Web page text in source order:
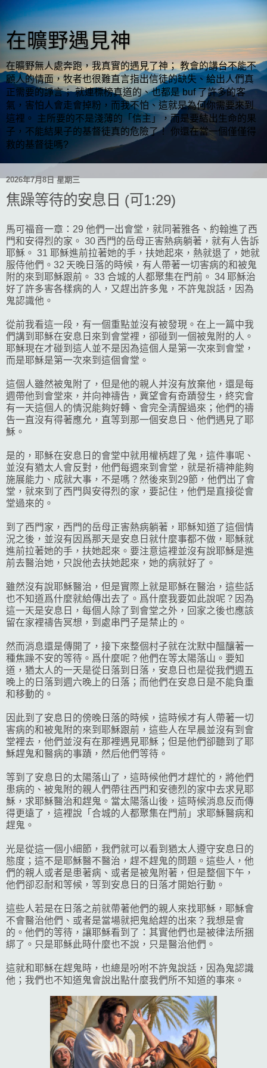
在曠野遇見神
在曠野無人處奔跑，我真實的遇見了神； 教會的講台不能不
顧人的情面，牧者也很難直言指出信徒的缺失、給出人們真
正需要的諍言； 就連標榜真道的、也都是 buf 了許多的客
氣，害怕人會走會掉粉，而我不怕、這就是為何你需要來到
這裡。 主所要的不是淺薄的「信主」，而是要結出生命的果
子，不能結果子的基督徒真的危險了！ 你還在當一個僅僅得
救的基督徒嗎?
2026年7月8日 星期三
焦躁等待的安息日 (可1:29)
馬可福音一章：29 他們一出會堂，就同著雅各、約翰進了西
門和安得烈的家。 30 西門的岳母正害熱病躺著，就有人告訴
耶穌。 31 耶穌進前拉著她的手，扶她起來，熱就退了，她就
服侍他們。32 天晚日落的時候，有人帶著一切害病的和被鬼
附的來到耶穌跟前。 33 合城的人都聚集在門前。 34 耶穌治
好了許多害各樣病的人，又趕出許多鬼，不許鬼說話，因為
鬼認識他。
從前我看這一段，有一個重點並沒有被發現。在上一篇中我
們講到耶穌在安息日來到會堂裡，卻碰到一個被鬼附的人。
耶穌現在才碰到這人並不是因為這個人是第一次來到會堂，
而是耶穌是第一次來到這個會堂。
這個人雖然被鬼附了，但是他的親人并沒有放棄他，還是每
週帶他到會堂來，并向神禱告，冀望會有奇蹟發生，終究會
有一天這個人的情況能夠好轉、會完全清醒過來；他們的禱
告一直沒有得著應允，直等到那一個安息日、他們遇見了耶
穌。
是的，耶穌在安息日的會堂中就用權柄趕了鬼，這件事呢、
並沒有猶太人會反對，他們每週來到會堂，就是祈禱神能夠
施展能力、成就大事，不是嗎？然後來到29節，他們出了會
堂，就來到了西門與安得烈的家，要記住，他們是直接從會
堂過來的。
到了西門家，西門的岳母正害熱病躺著，耶穌知道了這個情
況之後，並沒有因爲那天是安息日就什麼事都不做，耶穌就
進前拉著她的手，扶她起來。要注意這裡並沒有說耶穌是進
前去醫治她，只說他去扶她起來，她的病就好了。
雖然沒有說耶穌醫治，但是實際上就是耶穌在醫治，這些話
也不知道爲什麼就給傳出去了。爲什麼我要如此說呢？因為
這一天是安息日，每個人除了到會堂之外，回家之後也應該
留在家裡禱告冥想，到處串門子是禁止的。
然而消息還是傳開了，接下來整個村子就在沈默中醞釀著一
種焦躁不安的等待。爲什麼呢？他們在等太陽落山。要知
道，猶太人的一天是從日落到日落，安息日也是從我們週五
晚上的日落到週六晚上的日落；而他們在安息日是不能負重
和移動的。
因此到了安息日的傍晚日落的時候，這時候才有人帶著一切
害病的和被鬼附的來到耶穌跟前，這些人在早晨並沒有到會
堂裡去，他們並沒有在那裡遇見耶穌；但是他們卻聽到了耶
穌趕鬼和醫病的事蹟，然后他們等待。
等到了安息日的太陽落山了，這時候他們才趕忙的，將他們
患病的、被鬼附的親人們帶往西門和安德烈的家中去求見耶
穌，求耶穌醫治和趕鬼。當太陽落山後，這時候消息反而傳
得更遠了，這裡說「合城的人都聚集在門前」求耶穌醫病和
趕鬼。
光是從這一個小細節，我們就可以看到猶太人遵守安息日的
態度；這不是耶穌醫不醫治，趕不趕鬼的問題。這些人，他
們的親人或者是患著病、或者是被鬼附著，但是整個下午，
他們卻忍耐和等候，等到安息日的日落才開始行動。
這些人若是在日落之前就帶著他們的親人來找耶穌，耶穌會
不會醫治他們、或者是當場就把鬼給趕的出來？我想是會
的。他們的等待，讓耶穌看到了：其實他們也是被律法所捆
綁了。只是耶穌此時什麼也不說，只是醫治他們。
這就和耶穌在趕鬼時，也總是吩咐不許鬼說話，因為鬼認識
他；我們也不知道鬼會說出點什麼我們所不知道的事來。